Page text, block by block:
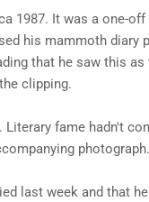
1987. It was a one-
his mammoth diary
that he saw this
clipping.
Literary fame hadn't
photograph.
last week and that